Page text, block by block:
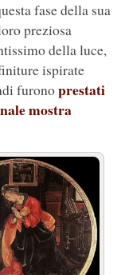
fase della sua
preziosa
della luce,
ispirate
furonoprestati
mostra